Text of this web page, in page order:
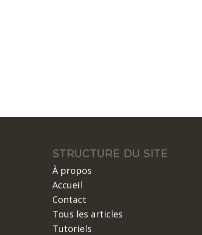
STRUCTURE DU SITE
À propos
Accueil
Contact
Tous les articles
Tutoriels